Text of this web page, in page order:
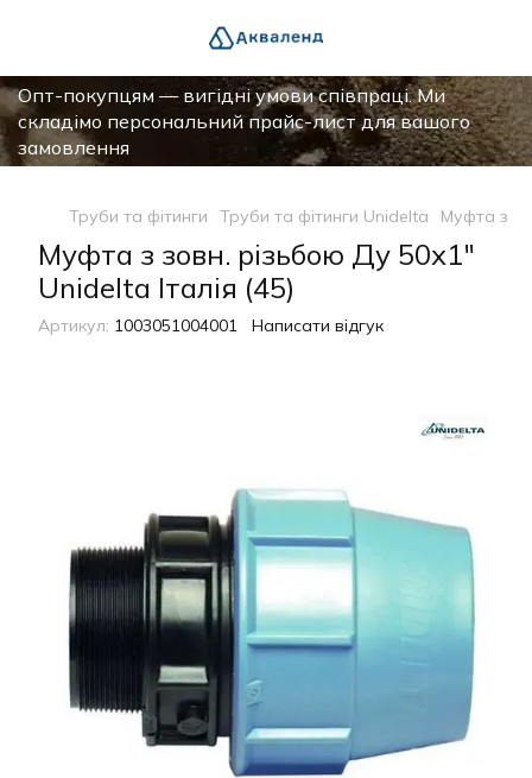
Опт-покупцям — вигідні умови співпраці. Ми
складімо персональний прайс-лист для вашого
замовлення
Труби та фітинги Труби та фітинги Unidelta Муфта з
Муфта з зовн. різьбою Ду 50х1"
Unidelta Італія (45)
Артикул: 1003051004001 Написати відгук